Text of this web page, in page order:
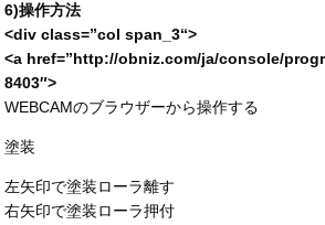
6)操作方法
<div class=”col span_3“>
<a href=”http://obniz.com/ja/console/
8403″>
WEBCAMのブラウザーから操作する
塗装
左矢印で塗装ローラ離す
右矢印で塗装ローラ押付